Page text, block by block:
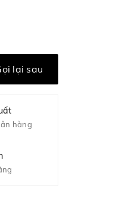
lại sau
hàng